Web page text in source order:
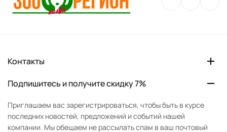
Контакты
Подпишитесь и получите скидку 7%
Приглашаем вас зарегистрироваться, чтобы быть в курсе
последних новостей, предложений и событий нашей
компании. Мы обещаем не рассылать спам в ваш почтовый